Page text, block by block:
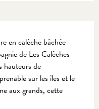
en calèche bâchée
de Les Calèches
hauteurs de
sur les îles et le
aux grands, cette